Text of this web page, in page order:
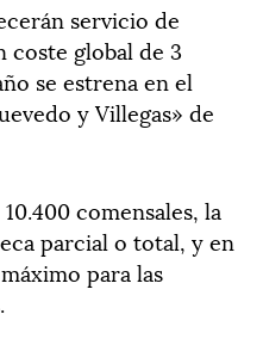
servicio de
coste global de 3
se estrena en el
y Villegas» de
comensales, la
parcial o total, y en
para las